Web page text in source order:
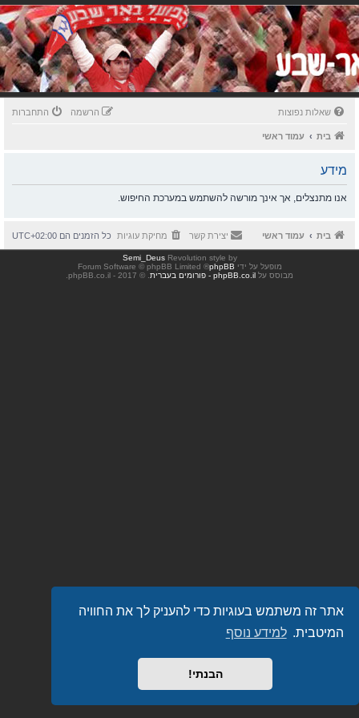
אתר זה משתמש בעוגיות כדי להעניק לך את החוויה
המיטבית. למידע נוסף
הבנתי!
שאלות נפוצות התחברות הרשמה
בית עמוד ראשי
מידע
אנו מתנצלים, אך אינך מורשה להשתמש במערכת החיפוש.
בית עמוד ראשי כל הזמנים הם UTC+02:00 מחיקת עוגיות יצירת קשר
Revolution style by
Semi_Deus
מופעל על ידי phpBB
® Forum Software © phpBB Limited
מבוסס על phpBB.co.il - פורומים בעברית . © 2017 - phpBB.co.il.